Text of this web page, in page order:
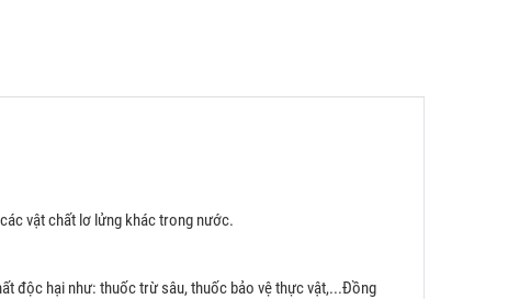
vật chất lơ lửng khác trong nước.
độc hại như: thuốc trừ sâu, thuốc bảo vệ thực vật,...Đồng